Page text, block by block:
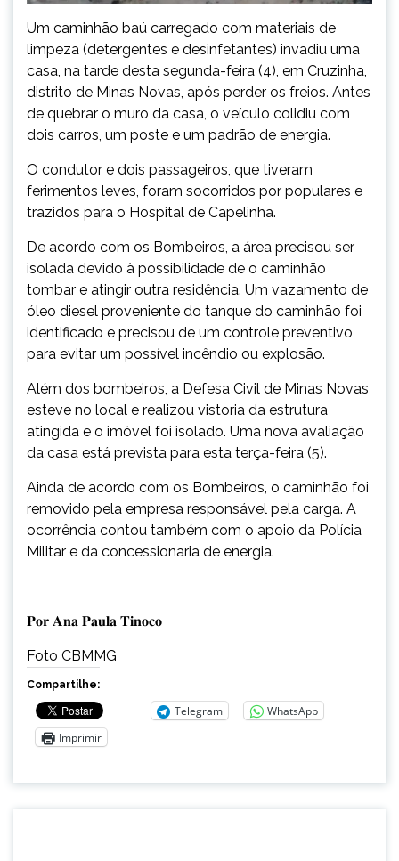
Um caminhão baú carregado com materiais de
limpeza (detergentes e desinfetantes) invadiu uma
casa, na tarde desta segunda-feira (4), em Cruzinha,
distrito de Minas Novas, após perder os freios. Antes
de quebrar o muro da casa, o veículo colidiu com
dois carros, um poste e um padrão de energia.
O condutor e dois passageiros, que tiveram
ferimentos leves, foram socorridos por populares e
trazidos para o Hospital de Capelinha.
De acordo com os Bombeiros, a área precisou ser
isolada devido à possibilidade de o caminhão
tombar e atingir outra residência. Um vazamento de
óleo diesel proveniente do tanque do caminhão foi
identificado e precisou de um controle preventivo
para evitar um possível incêndio ou explosão.
Além dos bombeiros, a Defesa Civil de Minas Novas
esteve no local e realizou vistoria da estrutura
atingida e o imóvel foi isolado. Uma nova avaliação
da casa está prevista para esta terça-feira (5).
Ainda de acordo com os Bombeiros, o caminhão foi
removido pela empresa responsável pela carga. A
ocorrência contou também com o apoio da Polícia
Militar e da concessionaria de energia.
𝐏𝐨𝐫 𝐀𝐧𝐚 𝐏𝐚𝐮𝐥𝐚 𝐓𝐢𝐧𝐨𝐜𝐨
Foto CBMMG
Compartilhe:
Telegram
WhatsApp
Imprimir